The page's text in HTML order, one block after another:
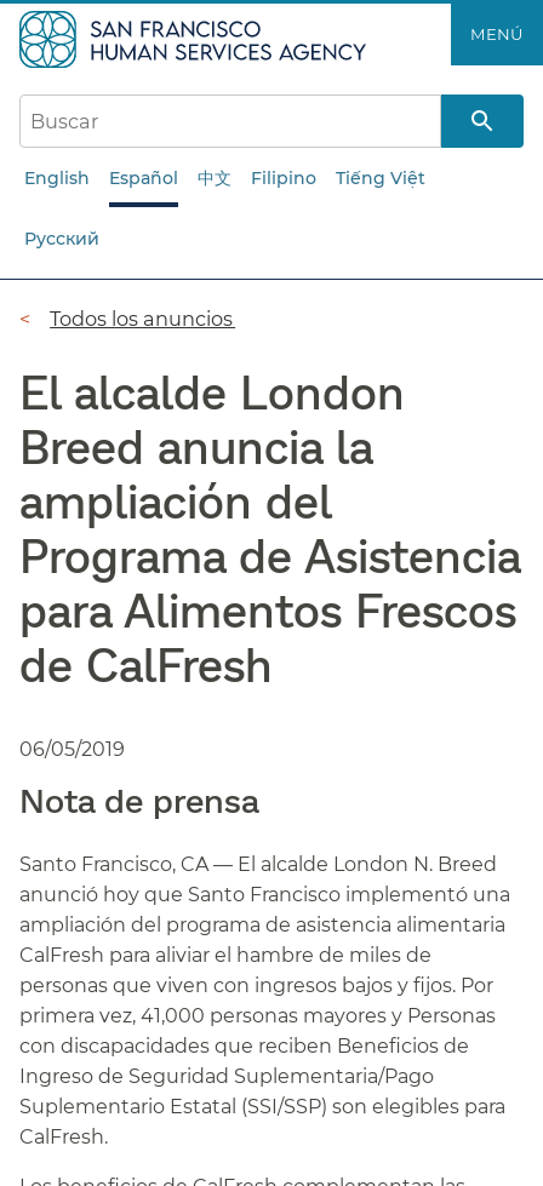
al
contenido
principal​​
MENÚ​​
English Español 中文 Filipino Tiếng Việt
Русский
Ruta
navegación​​
Todos los anuncios​​
El alcalde London
Breed anuncia la
ampliación del
Programa de Asistencia
para Alimentos Frescos
de CalFresh​​
06/05/2019
Nota de prensa​​
Santo Francisco, CA — El alcalde London N. Breed
anunció hoy que Santo Francisco implementó una
ampliación del programa de asistencia alimentaria
CalFresh para aliviar el hambre de miles de
personas que viven con ingresos bajos y fijos. Por
primera vez, 41,000 personas mayores y Personas
con discapacidades que reciben Beneficios de
Ingreso de Seguridad Suplementaria/Pago
Suplementario Estatal (SSI/SSP) son elegibles para
CalFresh.​​